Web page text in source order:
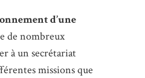
d’une
de nombreux
à un secrétariat
missions que